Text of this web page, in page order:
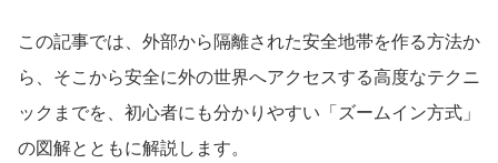
この記事では、外部から隔離された安全地帯を作る方法か
ら、そこから安全に外の世界へアクセスする高度なテクニ
ックまでを、初心者にも分かりやすい「ズームイン方式」
の図解とともに解説します。